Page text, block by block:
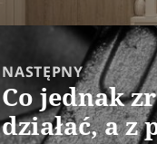
NASTĘPNY
Następny
wpis:
Co jednak
działać, a z